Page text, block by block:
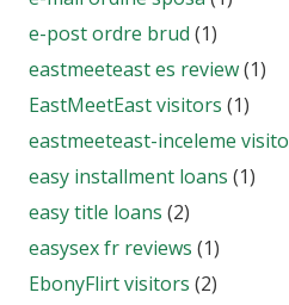
e-post ordre brud (1)
eastmeeteast es review(1)
EastMeetEast visitors (1)
eastmeeteast-inceleme
easy installment loans (1)
easy title loans (2)
easysex fr reviews (1)
EbonyFlirt visitors (2)